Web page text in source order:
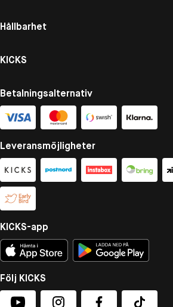
Hållbarhet
KICKS
Betalningsalternativ
Leveransmöjligheter
KICKS-app
Följ KICKS